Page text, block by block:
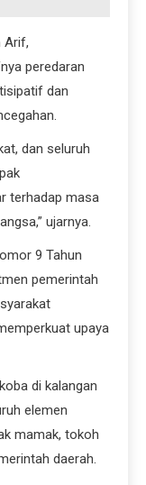
Arif,
peredaran
dan
dan seluruh
terhadap masa
ujarnya.
9 Tahun
pemerintah
upaya
di kalangan
elemen
mamak, tokoh
daerah.